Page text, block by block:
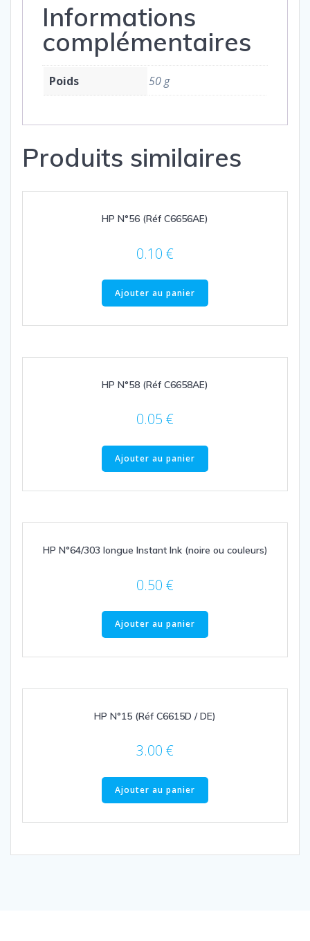
couleurs)
Informations
complémentaires
Poids 50 g
Produits similaires
HP N°56 (Réf C6656AE)
0.10 €
Ajouter au panier
HP N°58 (Réf C6658AE)
0.05 €
Ajouter au panier
HP N°64/303 longue Instant Ink (noire ou couleurs)
0.50 €
Ajouter au panier
HP N°15 (Réf C6615D / DE)
3.00 €
Ajouter au panier